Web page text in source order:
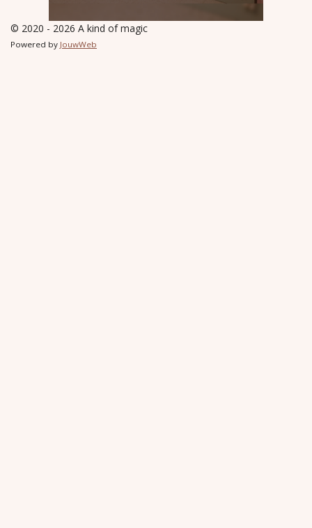
© 2020 - 2026 A kind of magic
Powered by JouwWeb